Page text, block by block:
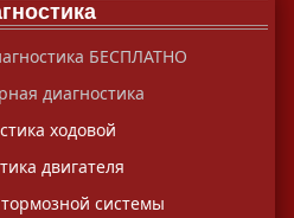
БЕСПЛАТНО
диагностика
ходовой
двигателя
системы